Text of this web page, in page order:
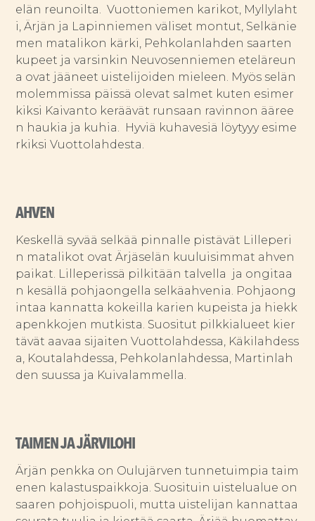
elän reunoilta. Vuottoniemen karikot, Myllylaht
i, Ärjän ja Lapinniemen väliset montut, Selkänie
men matalikon kärki, Pehkolanlahden saarten
kupeet ja varsinkin Neuvosenniemen eteläreun
a ovat jääneet uistelijoiden mieleen. Myös selän
molemmissa päissä olevat salmet kuten esimer
kiksi Kaivanto keräävät runsaan ravinnon ääree
n haukia ja kuhia. Hyviä kuhavesiä löytyyy esime
rkiksi Vuottolahdesta.
AHVEN
Keskellä syvää selkää pinnalle pistävät Lilleperi
n matalikot ovat Ärjäselän kuuluisimmat ahven
paikat. Lilleperissä pilkitään talvella ja ongitaa
n kesällä pohjaongella selkäahvenia. Pohjaong
intaa kannatta kokeilla karien kupeista ja hiekk
apenkkojen mutkista. Suositut pilkkialueet kier
tävät aavaa sijaiten Vuottolahdessa, Käkilahdess
a, Koutalahdessa, Pehkolanlahdessa, Martinlah
den suussa ja Kuivalammella.
TAIMEN JA JÄRVILOHI
Ärjän penkka on Oulujärven tunnetuimpia taim
enen kalastuspaikkoja. Suosituin uistelualue on
saaren pohjoispuoli, mutta uistelijan kannattaa